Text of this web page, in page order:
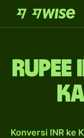
rupee
Konversi INR ke